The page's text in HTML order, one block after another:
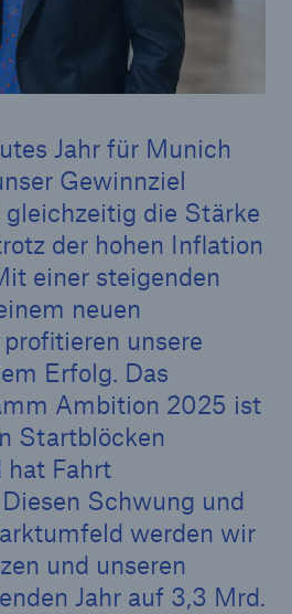
Jahr für Munich
Gewinnziel
die Stärke
der hohen Inflation
einer steigenden
neuen
unsere
Erfolg. Das
Ambition 2025 ist
Startblöcken
hat Fahrt
Schwung und
werden wir
und unseren
Jahr auf 3,3 Mrd.
aus Naturkatastrophen